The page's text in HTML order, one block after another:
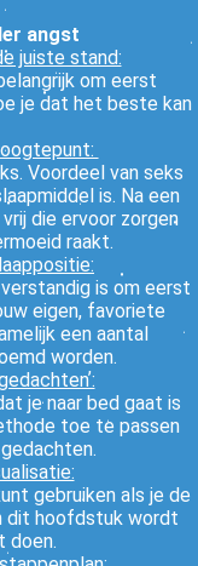
angst
juiste stand:
om eerst
je dat het beste kan
Voordeel van seks
is. Na een
die ervoor zorgen
raakt.
is om eerst
eigen, favoriete
een aantal
worden.
je naar bed gaat is
toe te passen
gebruiken als je de
dit hoofdstuk wordt
doen.